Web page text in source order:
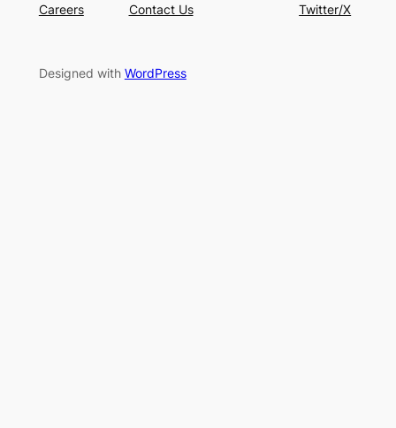
Careers
Contact Us
Twitter/X
Designed with WordPress